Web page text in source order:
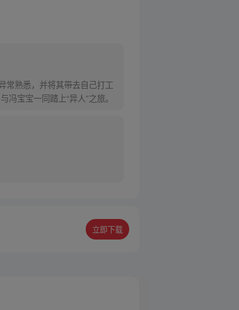
常熟悉，并将其带去自己打工
宝宝一同踏上“异人”之旅。
立即下载